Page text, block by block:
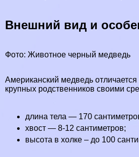
Внешний вид и
Фото: Животное черный медведь
Американский медведь
крупных родственников своими
длина тела — 170
хвост — 8-12 сантиметров;
высота в холке – до 100